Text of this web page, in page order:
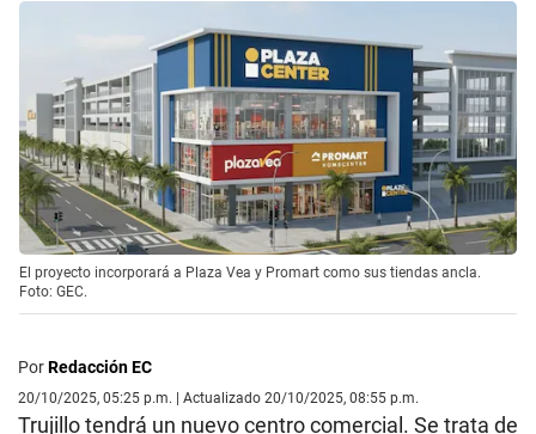
El proyecto incorporará a Plaza Vea y Promart como sus tiendas ancla.
Foto: GEC.
PorRedacción EC
20/10/2025, 05:25 p.m. | Actualizado 20/10/2025, 08:55 p.m.
Trujillo tendrá un nuevo centro comercial. Se trata de